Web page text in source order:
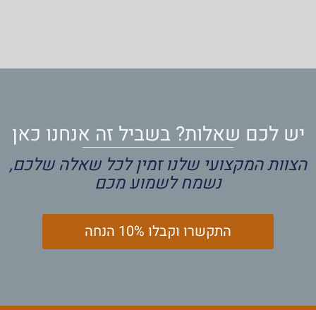
יש לכם שאלות? בשביל זה אנחנו כאן
הצוות המקצועי שלנו זמין לכל שאלה שלכם,
נשמח לשמוע מכם
התקשרו וקבלו 10% הנחה